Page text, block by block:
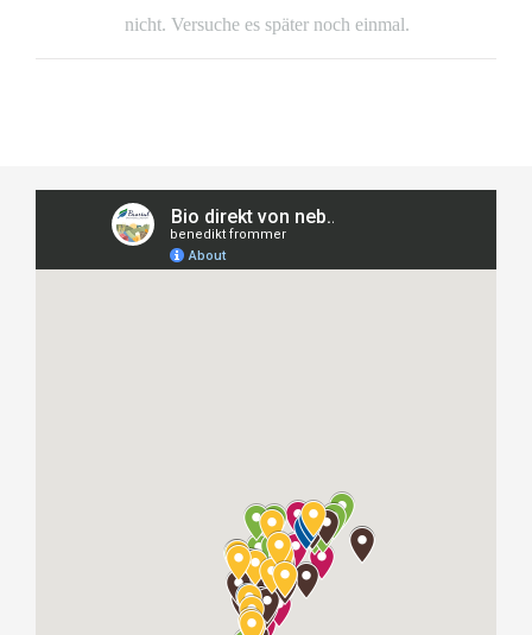
nicht. Versuche es später noch einmal.